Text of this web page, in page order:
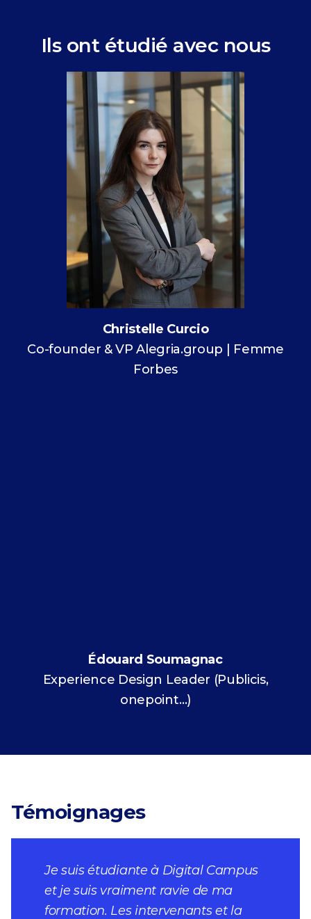
Ils ont étudié avec nous
Christelle Curcio
Co-founder & VP Alegria.group | Femme
Forbes
Édouard Soumagnac
Experience Design Leader (Publicis,
onepoint…)
Témoignages
Je suis étudiante à Digital Campus
et je suis vraiment ravie de ma
formation. Les intervenants et la